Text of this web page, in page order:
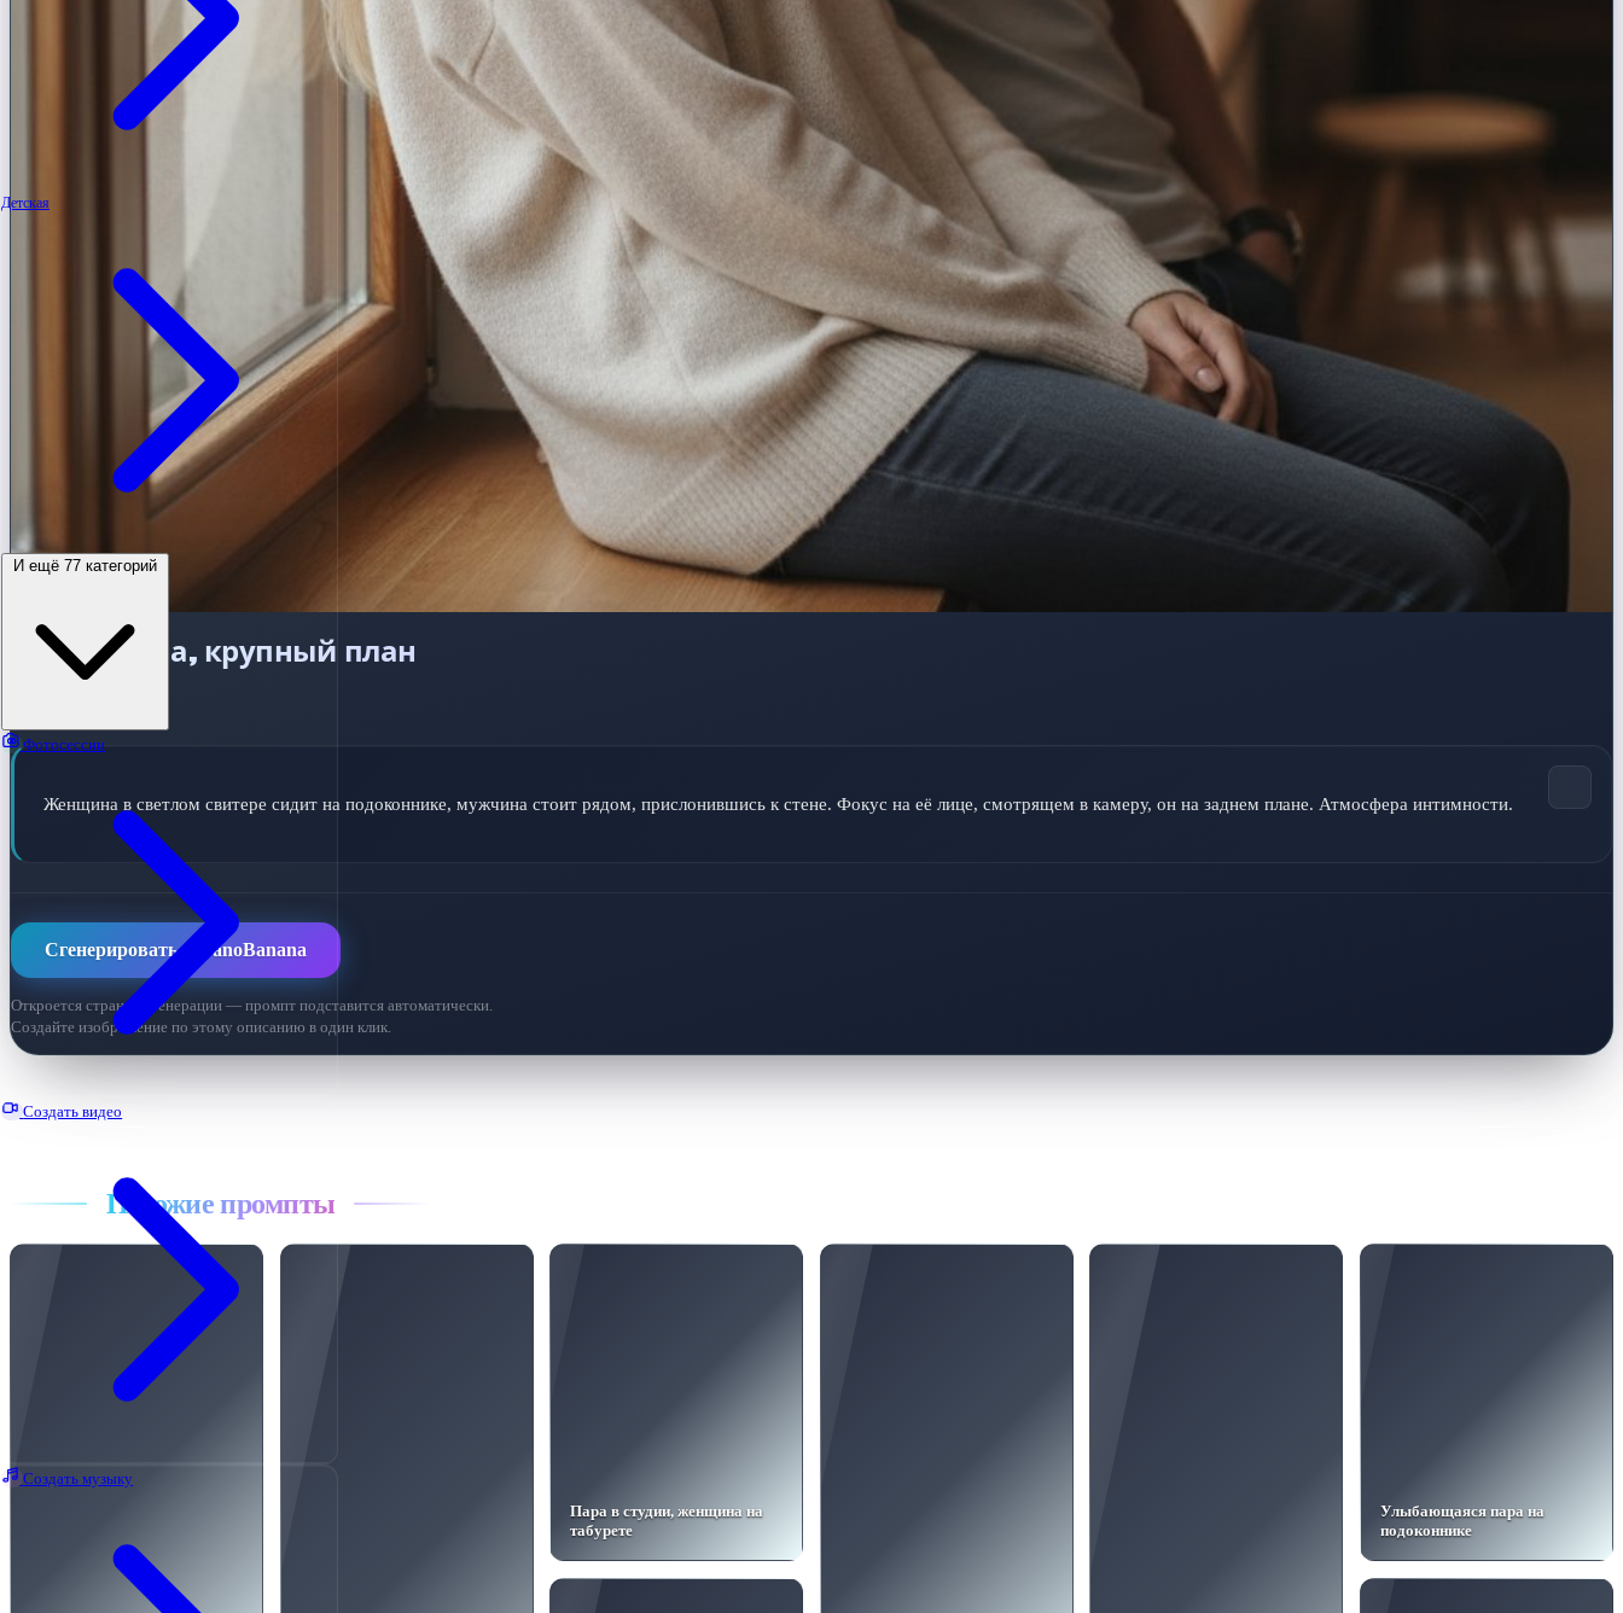
Детская
И ещё 77 категорий
Фотосессии
Создать видео
Создать музыку
Пара у окна, крупный план
Женщина в светлом свитере сидит на подоконнике, мужчина стоит рядом, прислонившись к стене. Фокус на её лице, смотрящем в камеру, он на заднем плане. Атмосфера интимности.
Сгенерировать в NanoBanana
Откроется страница генерации — промпт подставится автоматически.
Создайте изображение по этому описанию в один клик.
Похожие промпты
Пара в студии, женщина на
табурете
Улыбающаяся пара на
подоконнике